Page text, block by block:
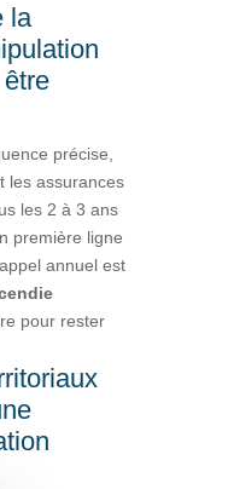
la
précise,
les assurances
les 2 à 3 ans
première ligne
annuel est
pour rester